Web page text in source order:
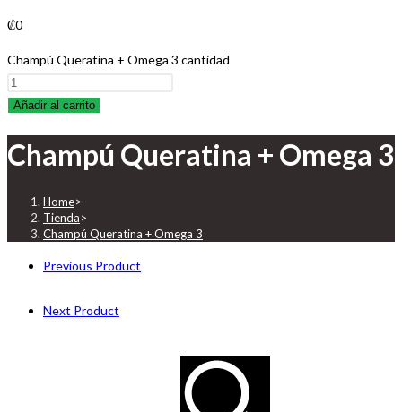
₡0
Champú Queratina + Omega 3 cantidad
Añadir al carrito
Champú Queratina + Omega 3
Home>
Tienda>
Champú Queratina + Omega 3
Previous Product
Next Product